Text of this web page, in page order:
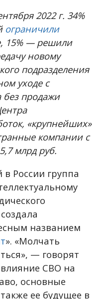
2022 г. 34%
ограничили
15% — решили
новому
подразделения
уходе с
без продажи
«крупнейших»
компании с
млрд руб.
России группа
названием
». «Молчать
— говорят
СВО на
основные
ее будущее в